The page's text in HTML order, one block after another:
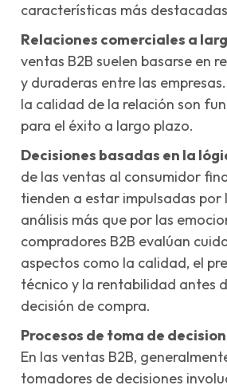
características más
Relaciones comerciales a
ventas B2B suelen basarse en
y duraderas entre las
la calidad de la relación son
para el éxito a largo plazo.
Decisiones basadas en la
de las ventas al consumidor
tienden a estar impulsadas por
análisis más que por las
compradores B2B evalúan
aspectos como la calidad, el
técnico y la rentabilidad antes
decisión de compra.
Procesos de toma de
En las ventas B2B,
tomadores de decisiones